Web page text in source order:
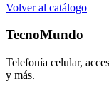
Volver al catálogo
TecnoMundo
Telefonía celular,
y más.